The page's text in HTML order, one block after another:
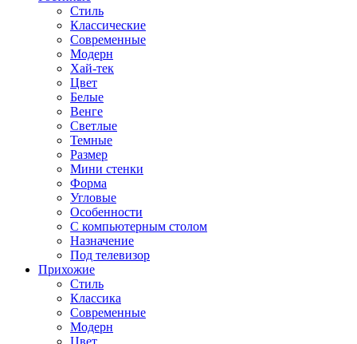
Стиль
Классические
Современные
Модерн
Хай-тек
Цвет
Белые
Венге
Светлые
Темные
Размер
Мини стенки
Форма
Угловые
Особенности
С компьютерным столом
Назначение
Под телевизор
Прихожие
Стиль
Классика
Современные
Модерн
Цвет